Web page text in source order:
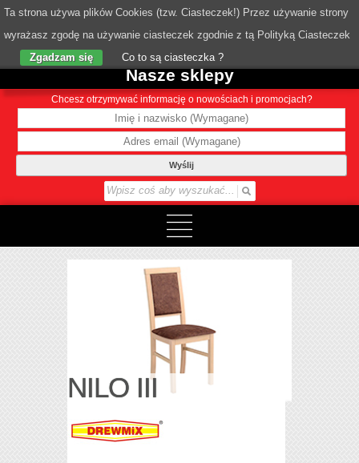
o Nas
Nasze sklepy
Chcesz otrzymywać informację o nowościach i promocjach?
Wyślij
NILO III
Ta strona używa plików Cookies (tzw. Ciasteczek!) Przez używanie strony
wyrażasz zgodę na używanie ciasteczek zgodnie z tą Polityką Ciasteczek
Zgadzam się
Co to są ciasteczka ?